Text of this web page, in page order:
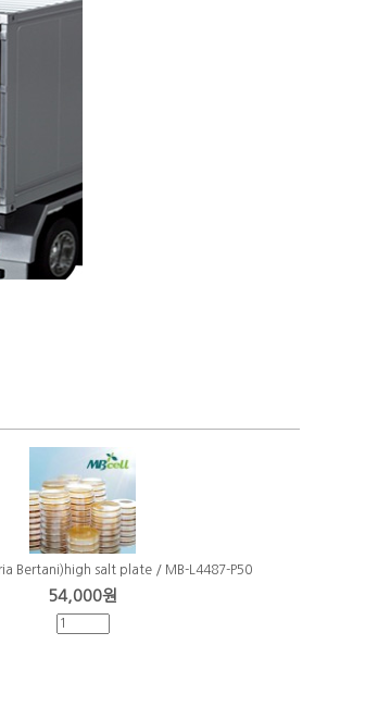
Bertani)high salt plate / MB-L4487-P50
54,000원